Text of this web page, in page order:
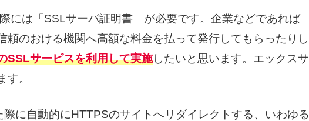
には「SSLサーバ証明書」が必要です。企業などであれば
頼のおける機関へ高額な料金を払って発行してもらったりし
SSLサービスを利用して実施したいと思います。エックスサ
。
に自動的にHTTPSのサイトへリダイレクトする、いわゆる